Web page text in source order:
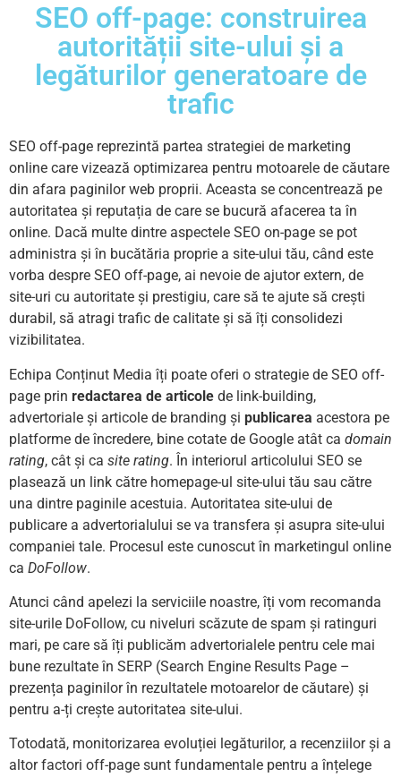
SEO off-page: construirea
autorității site-ului și a
legăturilor generatoare de
trafic
SEO off-page reprezintă partea strategiei de marketing
online care vizează optimizarea pentru motoarele de căutare
din afara paginilor web proprii. Aceasta se concentrează pe
autoritatea și reputația de care se bucură afacerea ta în
online. Dacă multe dintre aspectele SEO on-page se pot
administra și în bucătăria proprie a site-ului tău, când este
vorba despre SEO off-page, ai nevoie de ajutor extern, de
site-uri cu autoritate și prestigiu, care să te ajute să crești
durabil, să atragi trafic de calitate și să îți consolidezi
vizibilitatea.
Echipa Conținut Media îți poate oferi o strategie de SEO off-
page prin redactarea de articole de link-building,
advertoriale și articole de branding și publicarea acestora pe
platforme de încredere, bine cotate de Google atât ca domain
rating, cât și ca site rating. În interiorul articolului SEO se
plasează un link către homepage-ul site-ului tău sau către
una dintre paginile acestuia. Autoritatea site-ului de
publicare a advertorialului se va transfera și asupra site-ului
companiei tale. Procesul este cunoscut în marketingul online
ca DoFollow.
Atunci când apelezi la serviciile noastre, îți vom recomanda
site-urile DoFollow, cu niveluri scăzute de spam și ratinguri
mari, pe care să îți publicăm advertorialele pentru cele mai
bune rezultate în SERP (Search Engine Results Page –
prezența paginilor în rezultatele motoarelor de căutare) și
pentru a-ți crește autoritatea site-ului.
Totodată, monitorizarea evoluției legăturilor, a recenziilor și a
altor factori off-page sunt fundamentale pentru a înțelege